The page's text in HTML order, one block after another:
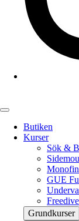
Butiken
Kurser
Sök &
GUE
Grundkurser